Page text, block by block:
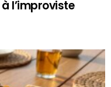
l’improviste